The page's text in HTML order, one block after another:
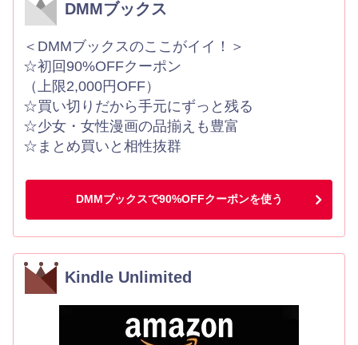
DMMブックス
＜DMMブックスのここがイイ！＞
☆初回90%OFFクーポン
（上限2,000円OFF）
☆買い切りだから手元にずっと残る
☆少女・女性漫画の品揃えも豊富
☆まとめ買いと相性抜群
DMMブックスで90%OFFクーポンを使う
Kindle Unlimited